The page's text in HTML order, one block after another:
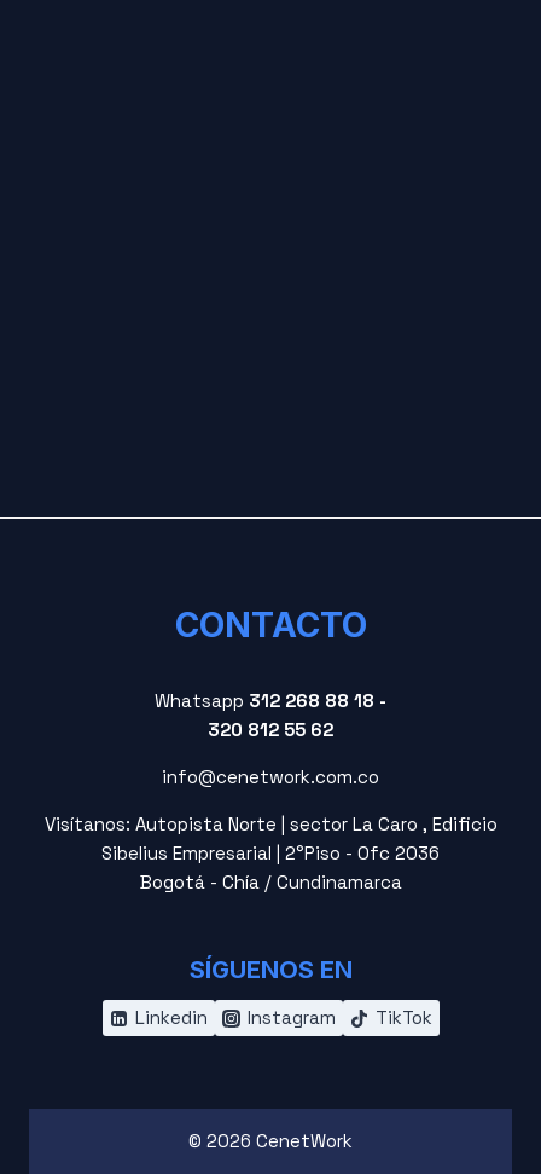
CONTACTO
Whatsapp 312 268 88 18 -
320 812 55 62
info@cenetwork.com.co
Visítanos: Autopista Norte | sector La Caro , Edificio
Sibelius Empresarial | 2°Piso - Ofc 2036
Bogotá - Chía / Cundinamarca
SÍGUENOS EN
Linkedin Instagram TikTok
© 2026 CenetWork